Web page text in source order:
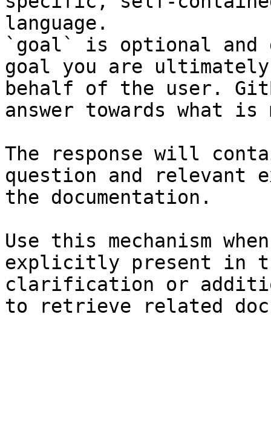
language.
`goal` is optional and
goal you are
behalf of the user.
answer towards what
The response will
question and relevant
the documentation.
Use this mechanism
explicitly present in
clarification or